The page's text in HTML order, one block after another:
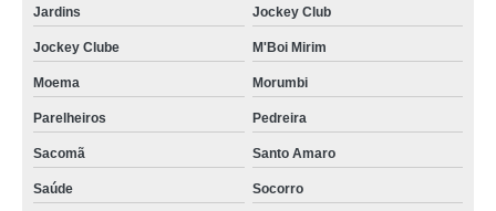
Jardins Jockey Club
Jockey Clube M'Boi Mirim
Moema Morumbi
Parelheiros Pedreira
Sacomã Santo Amaro
Saúde Socorro